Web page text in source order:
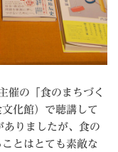
催の「食のまちづく
化館）で聴講して
ありましたが、食の
とはとても素敵な